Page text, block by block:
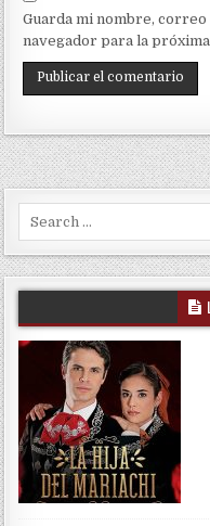
Guarda mi nombre,
navegador para la
Search for: